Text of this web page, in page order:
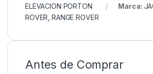
ELEVACION PORTON
Marca:
ROVER ,RANGE ROVER
Antes de Comprar